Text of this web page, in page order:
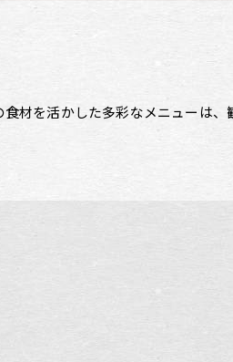
材を活かした多彩なメニューは、